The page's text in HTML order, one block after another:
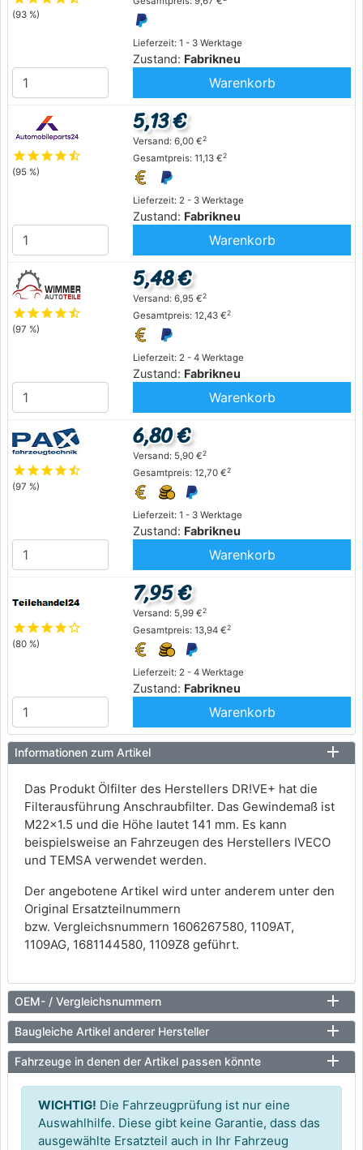
(93 %)
Lieferzeit: 1 - 3 Werktage
Zustand: Fabrikneu
Warenkorb
starstarstarstarstar_half
(95 %)
Lieferzeit: 2 - 3 Werktage
Zustand: Fabrikneu
5,13 €
Versand: 6,00 €2
Gesamtpreis: 11,13 €2
Warenkorb
starstarstarstarstar_half
(97 %)
Lieferzeit: 2 - 4 Werktage
Zustand: Fabrikneu
5,48 €
Versand: 6,95 €2
Gesamtpreis: 12,43 €2
Warenkorb
starstarstarstarstar_half
(97 %)
Lieferzeit: 1 - 3 Werktage
Zustand: Fabrikneu
6,80 €
Versand: 5,90 €2
Gesamtpreis: 12,70 €2
Warenkorb
starstarstarstarstar_outline
(80 %)
Lieferzeit: 2 - 4 Werktage
Zustand: Fabrikneu
7,95 €
Versand: 5,99 €2
Gesamtpreis: 13,94 €2
Warenkorb
Informationen zum Artikel
Das Produkt Ölfilter des Herstellers DR!VE+ hat die
Filterausführung Anschraubfilter. Das Gewindemaß ist
M22x1.5 und die Höhe lautet 141 mm. Es kann
beispielsweise an Fahrzeugen des Herstellers IVECO
und TEMSA verwendet werden.
Der angebotene Artikel wird unter anderem unter den
Original Ersatzteilnummern
bzw. Vergleichsnummern 1606267580, 1109AT,
1109AG, 1681144580, 1109Z8 geführt.
OEM- / Vergleichsnummern
Baugleiche Artikel anderer Hersteller
Fahrzeuge in denen der Artikel passen könnte
WICHTIG! Die Fahrzeugprüfung ist nur eine
Auswahlhilfe. Diese gibt keine Garantie, dass das
ausgewählte Ersatzteil auch in Ihr Fahrzeug